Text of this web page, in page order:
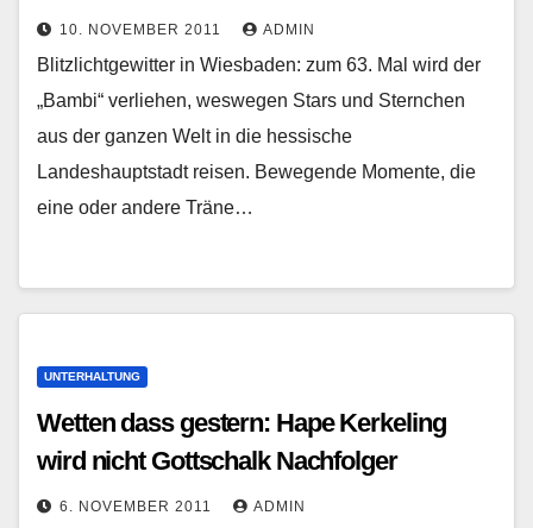
10. NOVEMBER 2011 ADMIN
Blitzlichtgewitter in Wiesbaden: zum 63. Mal wird der
„Bambi“ verliehen, weswegen Stars und Sternchen
aus der ganzen Welt in die hessische
Landeshauptstadt reisen. Bewegende Momente, die
eine oder andere Träne…
UNTERHALTUNG
Wetten dass gestern: Hape Kerkeling
wird nicht Gottschalk Nachfolger
6. NOVEMBER 2011 ADMIN